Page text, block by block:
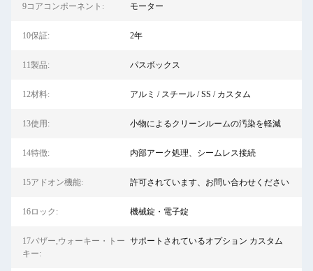
9コアコンポーネント: モーター
10保証: 2年
11製品: パスボックス
12材料: アルミ / スチール / SS / カスタム
13使用: 小物によるクリーンルームの汚染を軽減
14特徴: 内部アーク処理、シームレス接続
15アドオン機能: 許可されています、お問い合わせください
16ロック: 機械錠・電子錠
17バザー,ウォーキー・トー
キー:
サポートされているオプション カスタム